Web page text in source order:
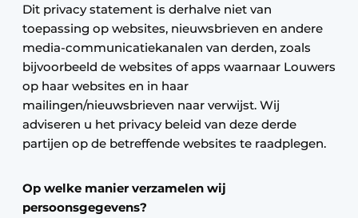
Dit privacy statement is derhalve niet van
toepassing op websites, nieuwsbrieven en andere
media-communicatiekanalen van derden, zoals
bijvoorbeeld de websites of apps waarnaar Louwers
op haar websites en in haar
mailingen/nieuwsbrieven naar verwijst. Wij
adviseren u het privacy beleid van deze derde
partijen op de betreffende websites te raadplegen.
Op welke manier verzamelen wij
persoonsgegevens?